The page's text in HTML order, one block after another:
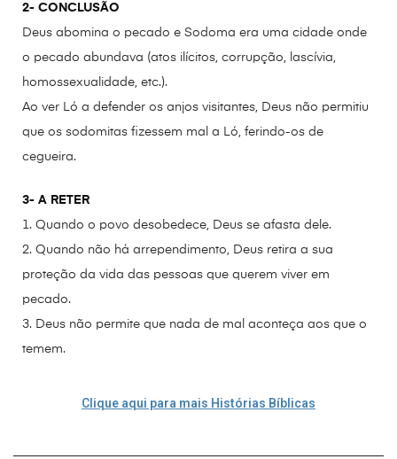
2- CONCLUSÃO
Deus abomina o pecado e Sodoma era uma cidade onde
o pecado abundava (atos ilícitos, corrupção, lascívia,
homossexualidade, etc.).
Ao ver Ló a defender os anjos visitantes, Deus não permitiu
que os sodomitas fizessem mal a Ló, ferindo-os de
cegueira.
3- A RETER
1. Quando o povo desobedece, Deus se afasta dele.
2. Quando não há arrependimento, Deus retira a sua
proteção da vida das pessoas que querem viver em
pecado.
3. Deus não permite que nada de mal aconteça aos que o
temem.
Clique aqui para mais Histórias Bíblicas